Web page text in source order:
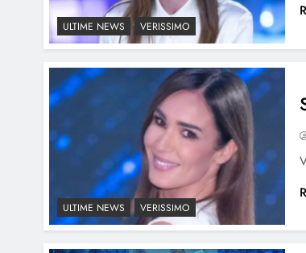
ULTIME NEWS VERISSIMO
ULTIME NEWS VERISSIMO